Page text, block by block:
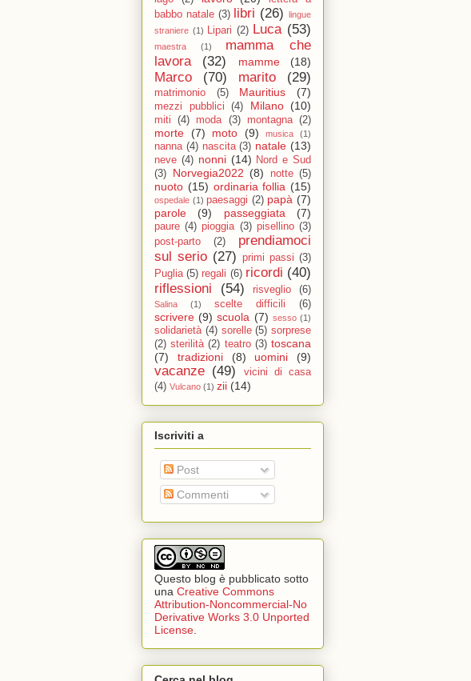
babbo natale (3) libri (26) lingue
straniere (1) Lipari (2) Luca (53)
maestra (1)
mamma che
lavora
(32) mamme (18)
Marco (70) marito (29)
matrimonio (5) Mauritius (7)
mezzi pubblici (4) Milano (10)
miti (4) moda (3) montagna (2)
morte (7) moto (9) musica (1)
nanna (4) nascita (3) natale (13)
neve (4) nonni (14) Nord e Sud
(3)
Norvegia2022 (8) notte (5)
nuoto (15) ordinaria follia (15)
ospedale (1) paesaggi (2) papà (7)
parole
(9) passeggiata (7)
paure (4) pioggia (3) pisellino (3)
post-parto
(2)
prendiamoci
sul serio (27) primi passi (3)
Puglia (5) regali (6) ricordi (40)
riflessioni
(54) risveglio (6)
Salina (1) scelte difficili (6)
scrivere (9) scuola (7) sesso (1)
solidarietà (4) sorelle (5) sorprese
(2) sterilità (2) teatro (3) toscana
(7)
tradizioni (8) uomini (9)
vacanze (49)
vicini di casa
(4) Vulcano (1) zii (14)
Iscriviti a
Post
Commenti
Questo blog è pubblicato sotto
una Creative Commons
Attribution-Noncommercial-No
Derivative Works 3.0 Unported
License.